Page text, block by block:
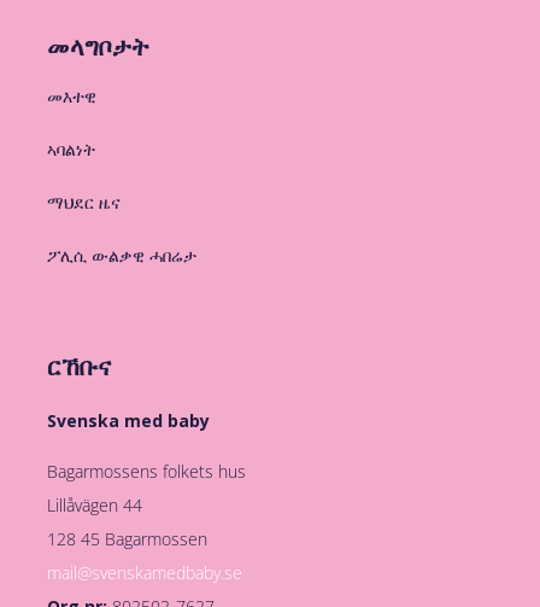
መላግቦታት
መእተዊ
ኣባልነት
ማህደር ዜና
ፖሊሲ ውልቃዊ ሓበሬታ
ርኸቡና
Svenska med baby
Bagarmossens folkets hus
Lillåvägen 44
128 45 Bagarmossen
mail@svenskamedbaby.se